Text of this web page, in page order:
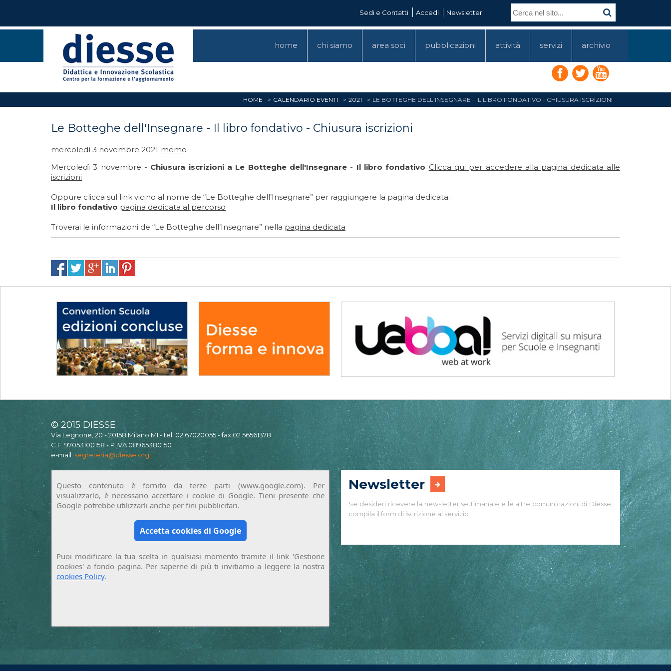
Sedi e Contatti Accedi Newsletter
home chi siamo area soci pubblicazioni attività servizi archivio
HOME CALENDARIO EVENTI 2021 LE BOTTEGHE DELL'INSEGNARE - IL LIBRO FONDATIVO - CHIUSURA ISCRIZIONI
Le Botteghe dell'Insegnare - Il libro fondativo - Chiusura iscrizioni
mercoledì 3 novembre 2021 memo
Mercoledì 3 novembre - Chiusura iscrizioni a Le Botteghe dell'Insegnare - Il libro fondativo Clicca qui per accedere alla pagina dedicata alle
iscrizioni
Oppure clicca sul link vicino al nome de “Le Botteghe dell’Insegnare” per raggiungere la pagina dedicata:
Il libro fondativo pagina dedicata al percorso
Troverai le informazioni de “Le Botteghe dell’Insegnare” nella pagina dedicata
© 2015 DIESSE
Via Legnone, 20 - 20158 Milano MI - tel. 02 67020055 - fax 02 56561378
C.F. 97053100158 - P.IVA 08965380150
e-mail: segreteria@diesse.org
Questo contenuto è fornito da terze parti (www.google.com). Per
visualizzarlo, è necessario accettare i cookie di Google. Tieni presente che
Google potrebbe utilizzarli anche per fini pubblicitari.
Accetta cookies di Google
Puoi modificare la tua scelta in qualsiasi momento tramite il link 'Gestione
cookies' a fondo pagina. Per saperne di più ti invitiamo a leggere la nostra
cookies Policy.
Newsletter
Se desideri ricevere la newsletter settimanale e le altre comunicazioni di Diesse,
compila il form di iscrizione al servizio.